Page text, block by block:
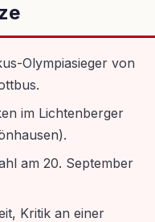
Olympiasieger von
im Lichtenberger
am 20. September
Kritik an einer